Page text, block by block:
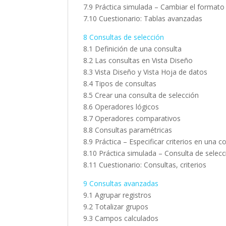
7.9 Práctica simulada – Cambiar el formato
7.10 Cuestionario: Tablas avanzadas
8 Consultas de selección
8.1 Definición de una consulta
8.2 Las consultas en Vista Diseño
8.3 Vista Diseño y Vista Hoja de datos
8.4 Tipos de consultas
8.5 Crear una consulta de selección
8.6 Operadores lógicos
8.7 Operadores comparativos
8.8 Consultas paramétricas
8.9 Práctica – Especificar criterios en una
8.10 Práctica simulada – Consulta de
8.11 Cuestionario: Consultas, criterios
9 Consultas avanzadas
9.1 Agrupar registros
9.2 Totalizar grupos
9.3 Campos calculados